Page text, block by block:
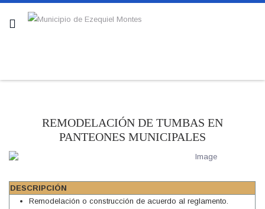
REMODELACIÓN DE TUMBAS EN
PANTEONES MUNICIPALES
DESCRIPCIÓN
Remodelación o construcción de acuerdo al reglamento.